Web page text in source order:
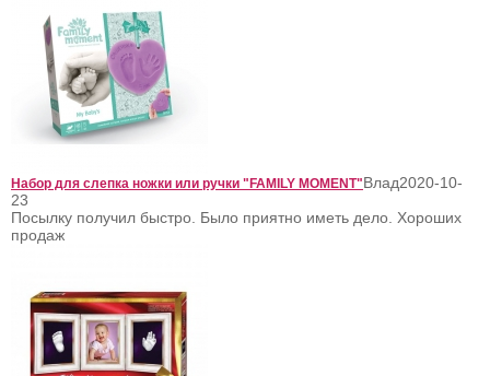
Набор для слепка ножки или ручки "FAMILY MOMENT"Влад2020-10-
23
Посылку получил быстро. Было приятно иметь дело. Хороших
продаж